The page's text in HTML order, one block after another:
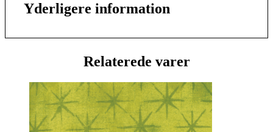
Yderligere information
Relaterede varer